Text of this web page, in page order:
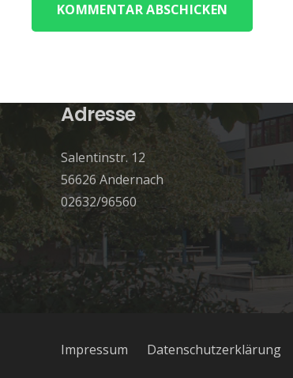
KOMMENTAR ABSCHICKEN
Adresse
Salentinstr. 12
56626 Andernach
02632/96560
Impressum Datenschutzerklärung